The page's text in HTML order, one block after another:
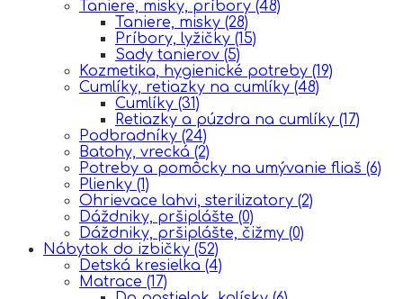
Taniere, misky, príbory (48)
Taniere, misky (28)
Príbory, lyžičky (15)
Sady tanierov (5)
Kozmetika, hygienické potreby (19)
Cumlíky, retiazky na cumlíky (48)
Cumlíky (31)
Retiazky a púzdra na cumlíky (17)
Podbradníky (24)
Batohy, vrecká (2)
Potreby a pomôcky na umývanie fliaš (6)
Plienky (1)
Ohrievace lahvi, sterilizatory (2)
Dáždniky, pršiplášte (0)
Dáždniky, pršiplášte, čižmy (0)
Nábytok do izbičky (52)
Detská kresielka (4)
Matrace (17)